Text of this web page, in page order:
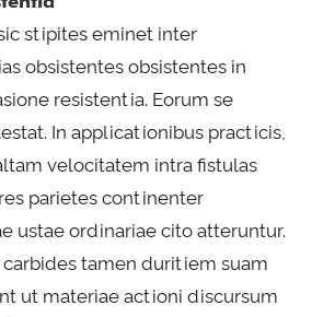
stipites eminet inter
obsistentes obsistentes in
resistentia. Eorum se
In applicationibus practicis,
velocitatem intra fistulas
parietes continenter
ustae ordinariae cito atteruntur.
tamen duritiem suam
ut materiae actioni discursum